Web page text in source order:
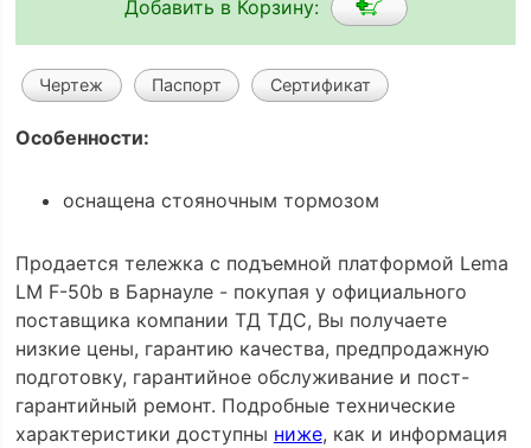
Добавить в Корзину:
Чертеж Паспорт Сертификат
Особенности:
оснащена стояночным тормозом
Продается тележка с подъемной платформой Lema
LM F-50b в Барнауле - покупая у официального
поставщика компании ТД ТДС, Вы получаете
низкие цены, гарантию качества, предпродажную
подготовку, гарантийное обслуживание и пост-
гарантийный ремонт. Подробные технические
характеристики доступны ниже, как и информация